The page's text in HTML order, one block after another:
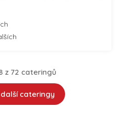
z 72 cateringů
cateringy